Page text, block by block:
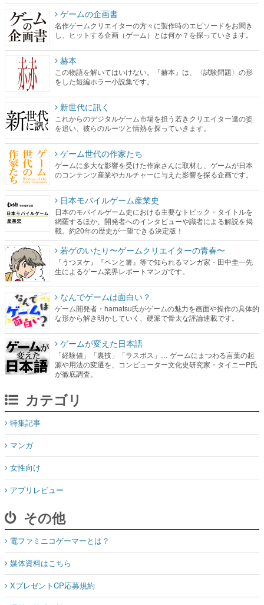
ゲームの企画書
名作ゲームクリエイターの方々に製作時のエピソードをお聞き
し、ヒットする企画（ゲーム）とは何か？を探っていきます。
赫本
この物語を解いてはいけない。『赫本』は、〈試験問題〉の形
をした短編ホラー小説集です。
新世代に訊く
これからのデジタルゲーム市場を担う若きクリエイター達の姿
を追い、彼らのルーツと情熱を探っていきます。
ゲーム世代の作家たち
ゲームに多大な影響を受けた作家さんに取材し、ゲームが日本
のコンテンツ産業やカルチャーに与えた影響を探る企画です。
日本モバイルゲーム産業史
日本のモバイルゲーム史における主要なトピック・タイトルを
網羅するほか、開発者へのインタビューや識者による解説を掲
載。約20年の歴史が一望できる決定版！
若ゲのいたり〜ゲームクリエイターの青春〜
『うつヌケ』『ペンと箸』等で知られるマンガ家・田中圭一先
生によるゲーム業界レポートマンガです。
なんでゲームは面白い？
ゲーム開発者・hamatsu氏がゲームの魅力を画面や操作の具体的
な形から解き明かしていく、硬派で骨太な評論連載です。
ゲームが変えた日本語
「経験値」「裏技」「ラスボス」… ゲームにまつわる言葉の起
源や用法の変遷を、コンピューター文化史研究家・タイニーP氏
が徹底調査。
カテゴリ
特集記事
マンガ
女性向け
アプリレビュー
その他
電ファミニコゲーマーとは？
媒体資料はこちら
XプレゼントCP応募規約